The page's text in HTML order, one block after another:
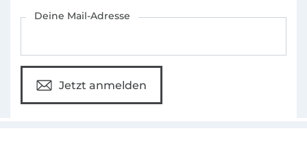
Deine Mail-Adresse
Jetzt anmelden